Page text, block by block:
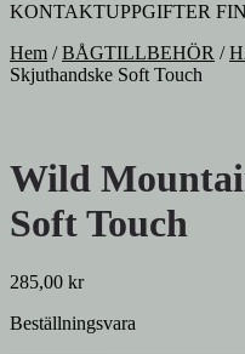
KONTAKTUPPGIFTER
Hem /BÅGTILLBEHÖR /
Skjuthandske Soft Touch
Wild
Soft Touch
285,00 kr
Beställningsvara